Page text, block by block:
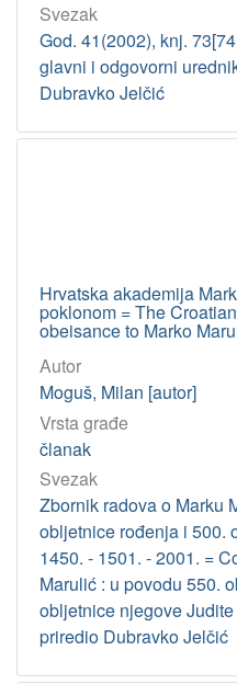
Svezak
God. 41(2002), knj.
glavni i odgovorni
Dubravko Jelčić
Hrvatska akademija
poklonom = The
obeisance to Marko
Autor
Moguš, Milan [autor]
Vrsta građe
članak
Svezak
Zbornik radova o Marku
obljetnice rođenja i 500.
1450. - 1501. - 2001. =
Marulić : u povodu 550.
obljetnice njegove
priredio Dubravko Jelčić